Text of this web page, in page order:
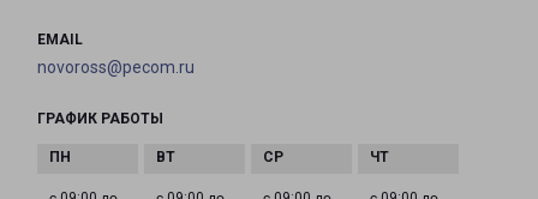
EMAIL
novoross@pecom.ru
ГРАФИК РАБОТЫ